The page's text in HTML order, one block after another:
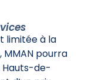
limitée à la
pourra
Hauts-de-